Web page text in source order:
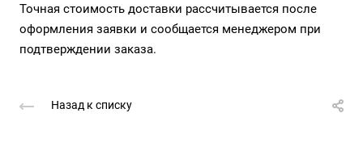
Точная стоимость доставки рассчитывается после
оформления заявки и сообщается менеджером при
подтверждении заказа.
Назад к списку